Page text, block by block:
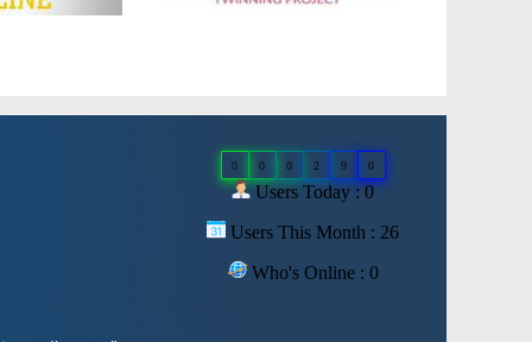
0 0 0 2 9 0
Users Today : 0
Users This Month : 26
Who's Online : 0